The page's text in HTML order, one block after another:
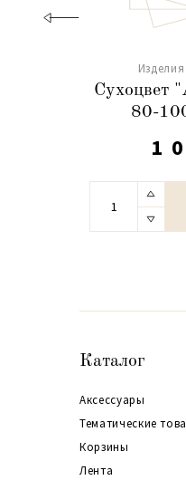
Сухоцвет
80-
1
Каталог
Аксессуары
Тематические
Корзины
Лента